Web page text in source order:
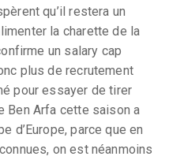
qu’il restera un
la charette de la
un salary cap
plus de recrutement
pour essayer de tirer
Ben Arfa cette saison a
d’Europe, parce que en
on est néanmoins